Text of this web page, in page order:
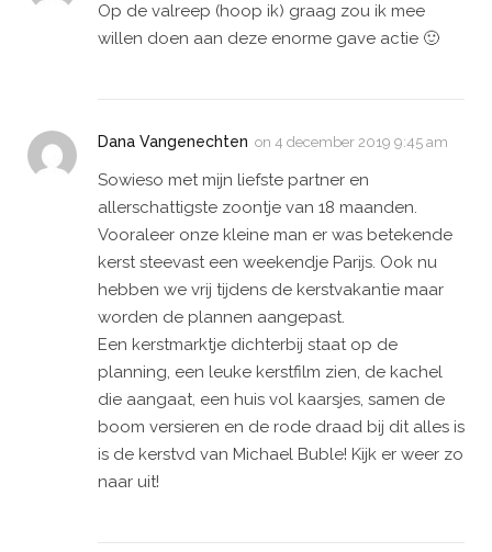
Op de valreep (hoop ik) graag zou ik mee
willen doen aan deze enorme gave actie 🙂
Dana Vangenechten on 4 december 2019 9:45 am
Sowieso met mijn liefste partner en
allerschattigste zoontje van 18 maanden.
Vooraleer onze kleine man er was betekende
kerst steevast een weekendje Parijs. Ook nu
hebben we vrij tijdens de kerstvakantie maar
worden de plannen aangepast.
Een kerstmarktje dichterbij staat op de
planning, een leuke kerstfilm zien, de kachel
die aangaat, een huis vol kaarsjes, samen de
boom versieren en de rode draad bij dit alles is
is de kerstvd van Michael Buble! Kijk er weer zo
naar uit!